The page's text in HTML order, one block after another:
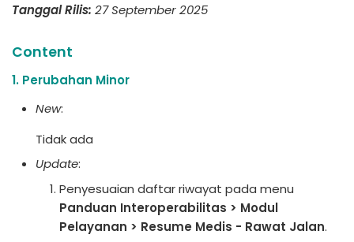
Tanggal Rilis: 27 September 2025
Content
1. Perubahan Minor
New:
Tidak ada
Update:
Penyesuaian daftar riwayat pada menu
Panduan Interoperabilitas > Modul
Pelayanan > Resume Medis - Rawat Jalan.